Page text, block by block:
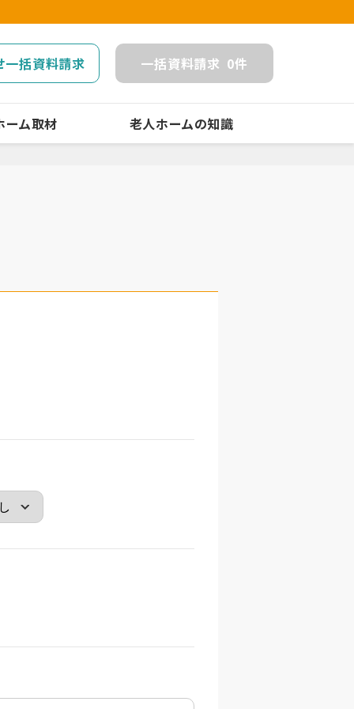
一括資料請求 一括資料請求 0件
ーム取材 老人ホームの知識